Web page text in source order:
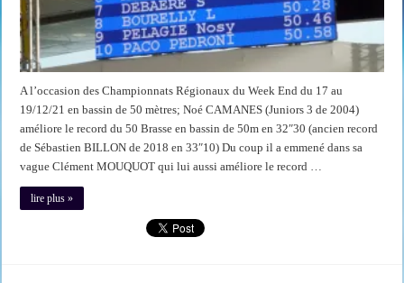
A l’occasion des Championnats Régionaux du Week End du 17 au
19/12/21 en bassin de 50 mètres; Noé CAMANES (Juniors 3 de 2004)
améliore le record du 50 Brasse en bassin de 50m en 32″30 (ancien record
de Sébastien BILLON de 2018 en 33″10) Du coup il a emmené dans sa
vague Clément MOUQUOT qui lui aussi améliore le record …
lire plus »